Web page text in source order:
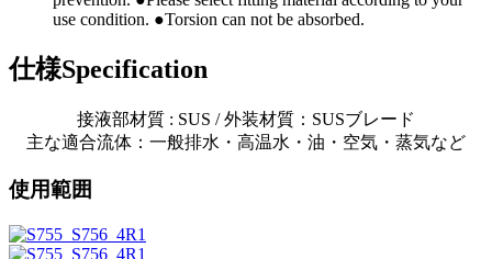
use condition. ●Torsion can not be absorbed.
仕様Specification
接液部材質 : SUS / 外装材質：SUSブレード
主な適合流体：一般排水・高温水・油・空気・蒸気など
使用範囲